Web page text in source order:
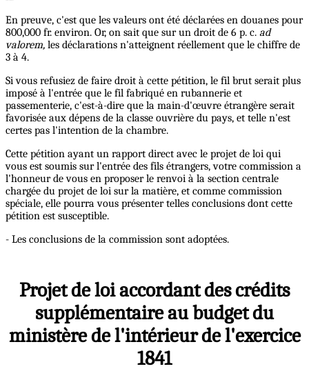
En preuve, c'est que les valeurs ont été déclarées en douanes pour
800,000 fr. environ. Or, on sait que sur un droit de 6 p. c. ad
valorem, les déclarations n'atteignent réellement que le chiffre de
3 à 4.
Si vous refusiez de faire droit à cette pétition, le fil brut serait plus
imposé à l'entrée que le fil fabriqué en rubannerie et
passementerie, c'est-à-dire que la main-d'œuvre étrangère serait
favorisée aux dépens de la classe ouvrière du pays, et telle n'est
certes pas l'intention de la chambre.
Cette pétition ayant un rapport direct avec le projet de loi qui
vous est soumis sur l'entrée des fils étrangers, votre commission a
l'honneur de vous en proposer le renvoi à la section centrale
chargée du projet de loi sur la matière, et comme commission
spéciale, elle pourra vous présenter telles conclusions dont cette
pétition est susceptible.
- Les conclusions de la commission sont adoptées.
Projet de loi accordant des crédits
supplémentaire au budget du
ministère de l'intérieur de l'exercice
1841